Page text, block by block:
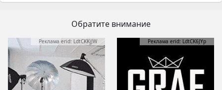
Обратите внимание
Реклама erid: LdtCKKjJW Реклама erid: LdtCK6JYp